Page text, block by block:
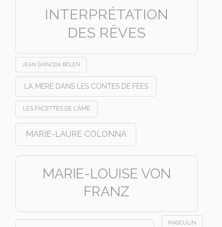
INTERPRÉTATION
DES RÊVES
JEAN SHINODA BOLEN
LA MÈRE DANS LES CONTES DE FÉES
LES FACETTES DE L'ÂME
MARIE-LAURE COLONNA
MARIE-LOUISE VON
FRANZ
MASCULIN